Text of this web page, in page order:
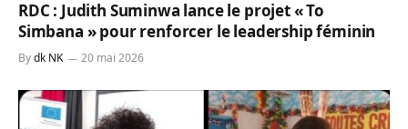
RDC : Judith Suminwa lance le projet « To
Simbana » pour renforcer le leadership féminin
Bydk NK 20 mai 2026